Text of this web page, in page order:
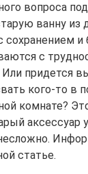
вопроса
ванну из
с
придется
кого-то в
комнате?
аксессуар
статье.